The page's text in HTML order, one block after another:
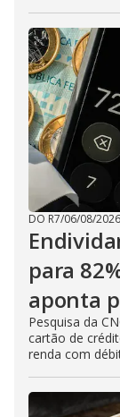
DO R7/06/08/2026
para
aponta
Pesquisa da
cartão de
renda com